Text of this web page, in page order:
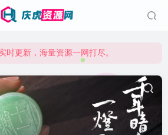
时更新，海量资源一网打尽。
时更新，海量资源一网打尽。
创业 + 减少信息差 + 见识各种项目 + 提升网创认知。